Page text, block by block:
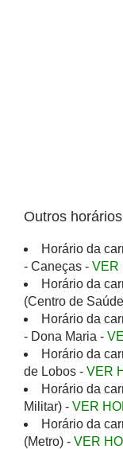
Outros
Horário da
- Caneças - VER
Horário da
(Centro de
Horário da
- Dona Maria -
Horário da
de Lobos - VER
Horário da
Militar) - VER
Horário da
(Metro) - VER